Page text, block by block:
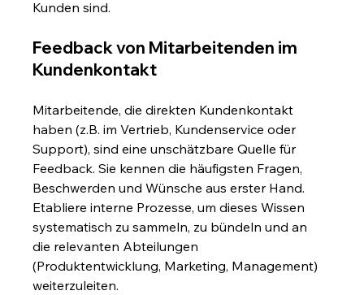
Kunden sind.
Feedback von Mitarbeitenden im
Kundenkontakt
Mitarbeitende, die direkten Kundenkontakt
haben (z.B. im Vertrieb, Kundenservice oder
Support), sind eine unschätzbare Quelle für
Feedback. Sie kennen die häufigsten Fragen,
Beschwerden und Wünsche aus erster Hand.
Etabliere interne Prozesse, um dieses Wissen
systematisch zu sammeln, zu bündeln und an
die relevanten Abteilungen
(Produktentwicklung, Marketing, Management)
weiterzuleiten.